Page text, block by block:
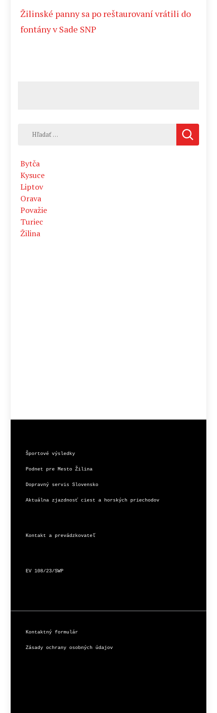
Žilinské panny sa po reštaurovaní vrátili do
fontány v Sade SNP
Hľadať:
Bytča
Kysuce
Liptov
Orava
Považie
Turiec
Žilina
Športové výsledky
Podnet pre Mesto Žilina
Dopravný servis Slovensko
Aktuálna zjazdnosť ciest a horských priechodov
Kontakt a prevádzkovateľ
EV 108/23/SWP
Kontaktný formulár
Zásady ochrany osobných údajov